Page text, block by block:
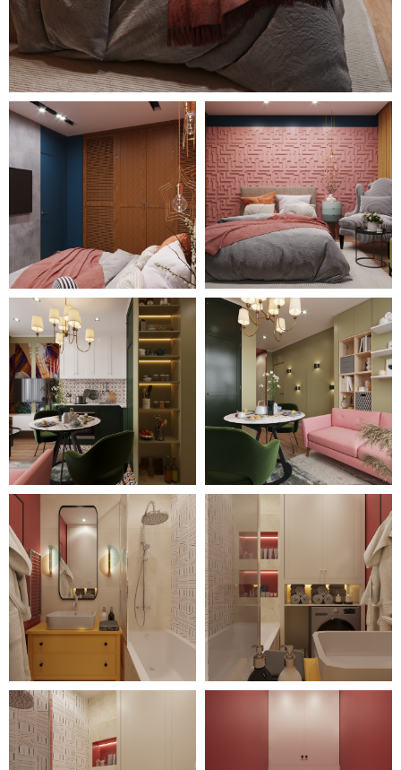
оригинальной фактурой розового
цвета.
Все помещения грамотно наполнены
мебелью и декором, разбавленным
яркими цветовыми элементами
вроде розовой обивки дивана в
гостиной. Это сделало интерьер
квартиры эстетичным,
функциональным и оригинальным.